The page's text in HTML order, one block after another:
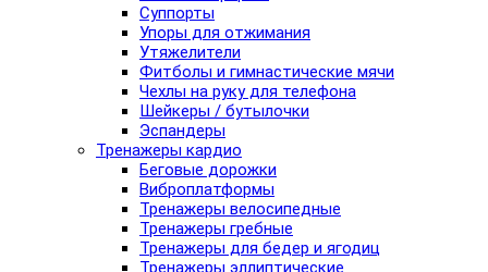
Суппорты
Упоры для отжимания
Утяжелители
Фитболы и гимнастические мячи
Чехлы на руку для телефона
Шейкеры / бутылочки
Эспандеры
Тренажеры кардио
Беговые дорожки
Виброплатформы
Тренажеры велосипедные
Тренажеры гребные
Тренажеры для бедер и ягодиц
Тренажеры эллиптические